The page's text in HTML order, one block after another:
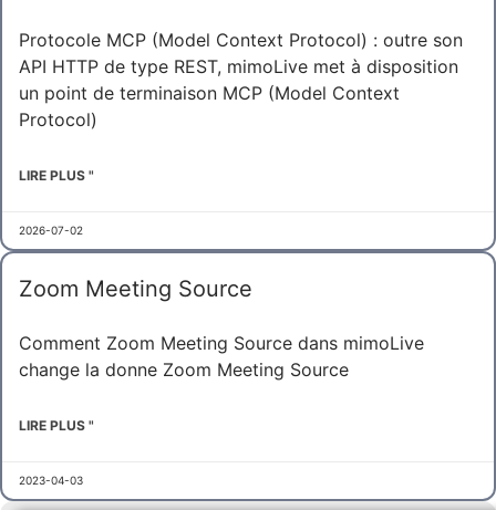
Protocole MCP (Model Context Protocol) : outre son
API HTTP de type REST, mimoLive met à disposition
un point de terminaison MCP (Model Context
Protocol)
LIRE PLUS "
2026-07-02
Zoom Meeting Source
Comment Zoom Meeting Source dans mimoLive
change la donne Zoom Meeting Source
LIRE PLUS "
2023-04-03